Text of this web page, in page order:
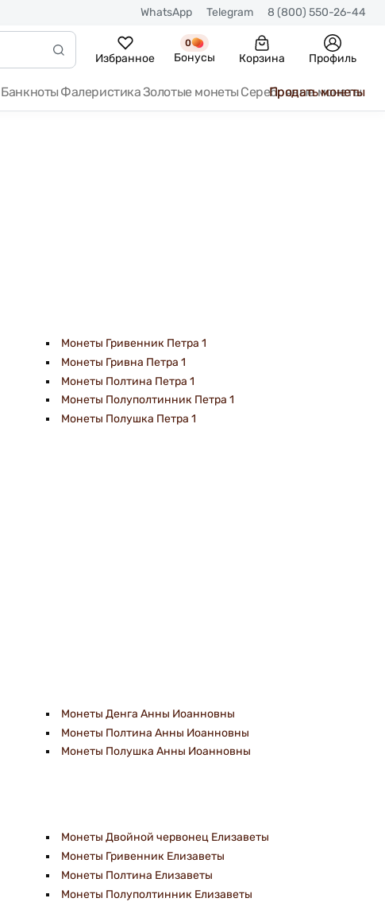
WhatsApp Telegram 8 (800) 550-26-44
Избранное
0
Бонусы Корзина Профиль
Банкноты ФалеристикаЗолотые монеты Серебряные монеты
Продать монеты
Монеты Гривенник Петра 1
Монеты Гривна Петра 1
Монеты Полтина Петра 1
Монеты Полуполтинник Петра 1
Монеты Полушка Петра 1
Монеты Денга Анны Иоанновны
Монеты Полтина Анны Иоанновны
Монеты Полушка Анны Иоанновны
Монеты Двойной червонец Елизаветы
Монеты Гривенник Елизаветы
Монеты Полтина Елизаветы
Монеты Полуполтинник Елизаветы